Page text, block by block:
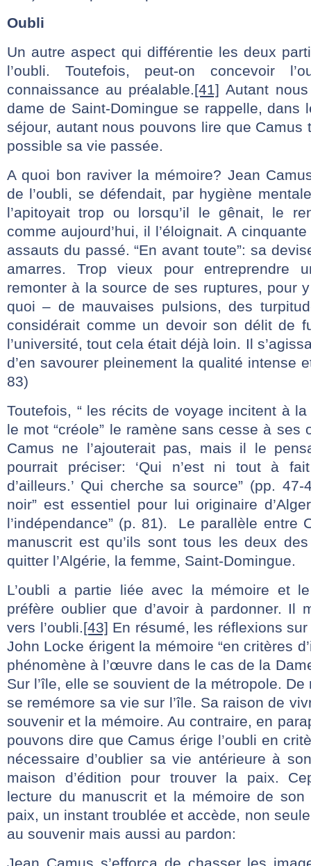
Oubli
Un autre aspect qui différentie les deux
l’oubli. Toutefois, peut-on concevoir
connaissance au préalable.[41] Autant
dame de Saint-Domingue se rappelle, dans
séjour, autant nous pouvons lire que Camus
possible sa vie passée.
A quoi bon raviver la mémoire? Jean
de l’oubli, se défendait, par hygiène
l’apitoyait trop ou lorsqu’il le gênait, le
comme aujourd’hui, il l’éloignait. A
assauts du passé. “En avant toute”: sa
amarres. Trop vieux pour entreprendre
remonter à la source de ses ruptures, pour
quoi – de mauvaises pulsions, des
considérait comme un devoir son délit de
l’université, tout cela était déjà loin. Il
d’en savourer pleinement la qualité
83)
Toutefois, “ les récits de voyage incitent à
le mot “créole” le ramène sans cesse à ses
Camus ne l’ajouterait pas, mais il le
pourrait préciser: ‘Qui n’est ni tout à
d’ailleurs.’ Qui cherche sa source” (pp.
noir” est essentiel pour lui originaire
l’indépendance” (p. 81). Le parallèle entre
manuscrit est qu’ils sont tous les deux
quitter l’Algérie, la femme, Saint-Domingue.
L’oubli a partie liée avec la mémoire et
préfère oublier que d’avoir à pardonner. Il
vers l’oubli.[43] En résumé, les réflexions
John Locke érigent la mémoire “en critères
phénomène à l’œuvre dans le cas de la
Sur l’île, elle se souvient de la métropole.
se remémore sa vie sur l’île. Sa raison de
souvenir et la mémoire. Au contraire, en
pouvons dire que Camus érige l’oubli en
nécessaire d’oublier sa vie antérieure à
maison d’édition pour trouver la paix.
lecture du manuscrit et la mémoire de
paix, un instant troublée et accède, non
au souvenir mais aussi au pardon: